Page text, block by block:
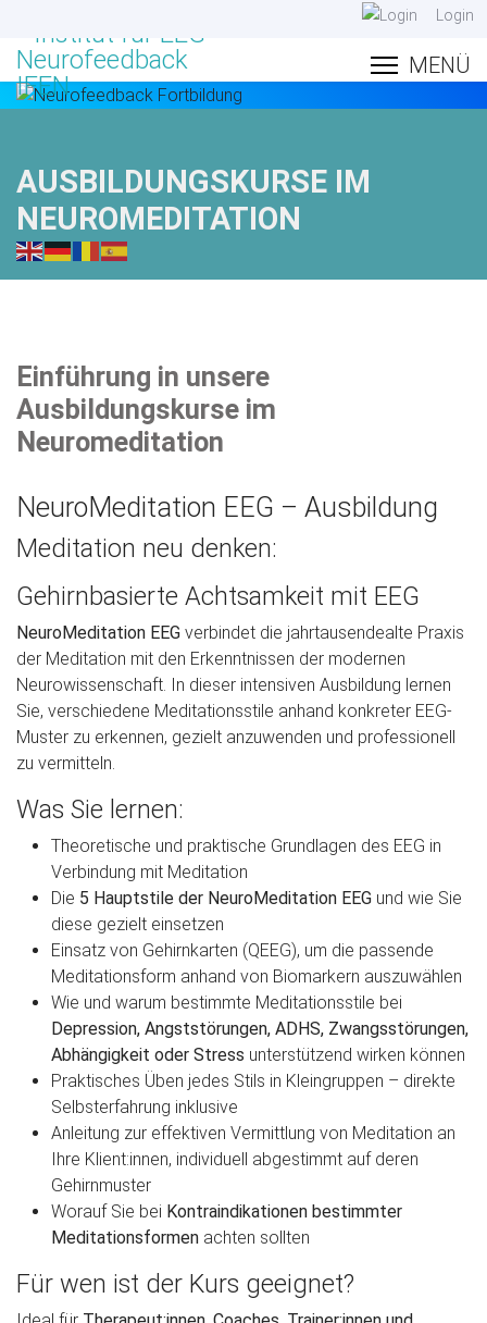
Login
AUSBILDUNGSKURSE IM
NEUROMEDITATION
Einführung in unsere
Ausbildungskurse im
Neuromeditation
NeuroMeditation EEG – Ausbildung
Meditation neu denken:
Gehirnbasierte Achtsamkeit mit EEG
NeuroMeditation EEG verbindet die jahrtausendealte Praxis
der Meditation mit den Erkenntnissen der modernen
Neurowissenschaft. In dieser intensiven Ausbildung lernen
Sie, verschiedene Meditationsstile anhand konkreter EEG-
Muster zu erkennen, gezielt anzuwenden und professionell
zu vermitteln.
Was Sie lernen:
Theoretische und praktische Grundlagen des EEG in
Verbindung mit Meditation
Die 5 Hauptstile der NeuroMeditation EEG und wie Sie
diese gezielt einsetzen
Einsatz von Gehirnkarten (QEEG), um die passende
Meditationsform anhand von Biomarkern auszuwählen
Wie und warum bestimmte Meditationsstile bei
Depression, Angststörungen, ADHS, Zwangsstörungen,
Abhängigkeit oder Stress unterstützend wirken können
Praktisches Üben jedes Stils in Kleingruppen – direkte
Selbsterfahrung inklusive
Anleitung zur effektiven Vermittlung von Meditation an
Ihre Klient:innen, individuell abgestimmt auf deren
Gehirnmuster
Worauf Sie bei Kontraindikationen bestimmter
Meditationsformen achten sollten
Für wen ist der Kurs geeignet?